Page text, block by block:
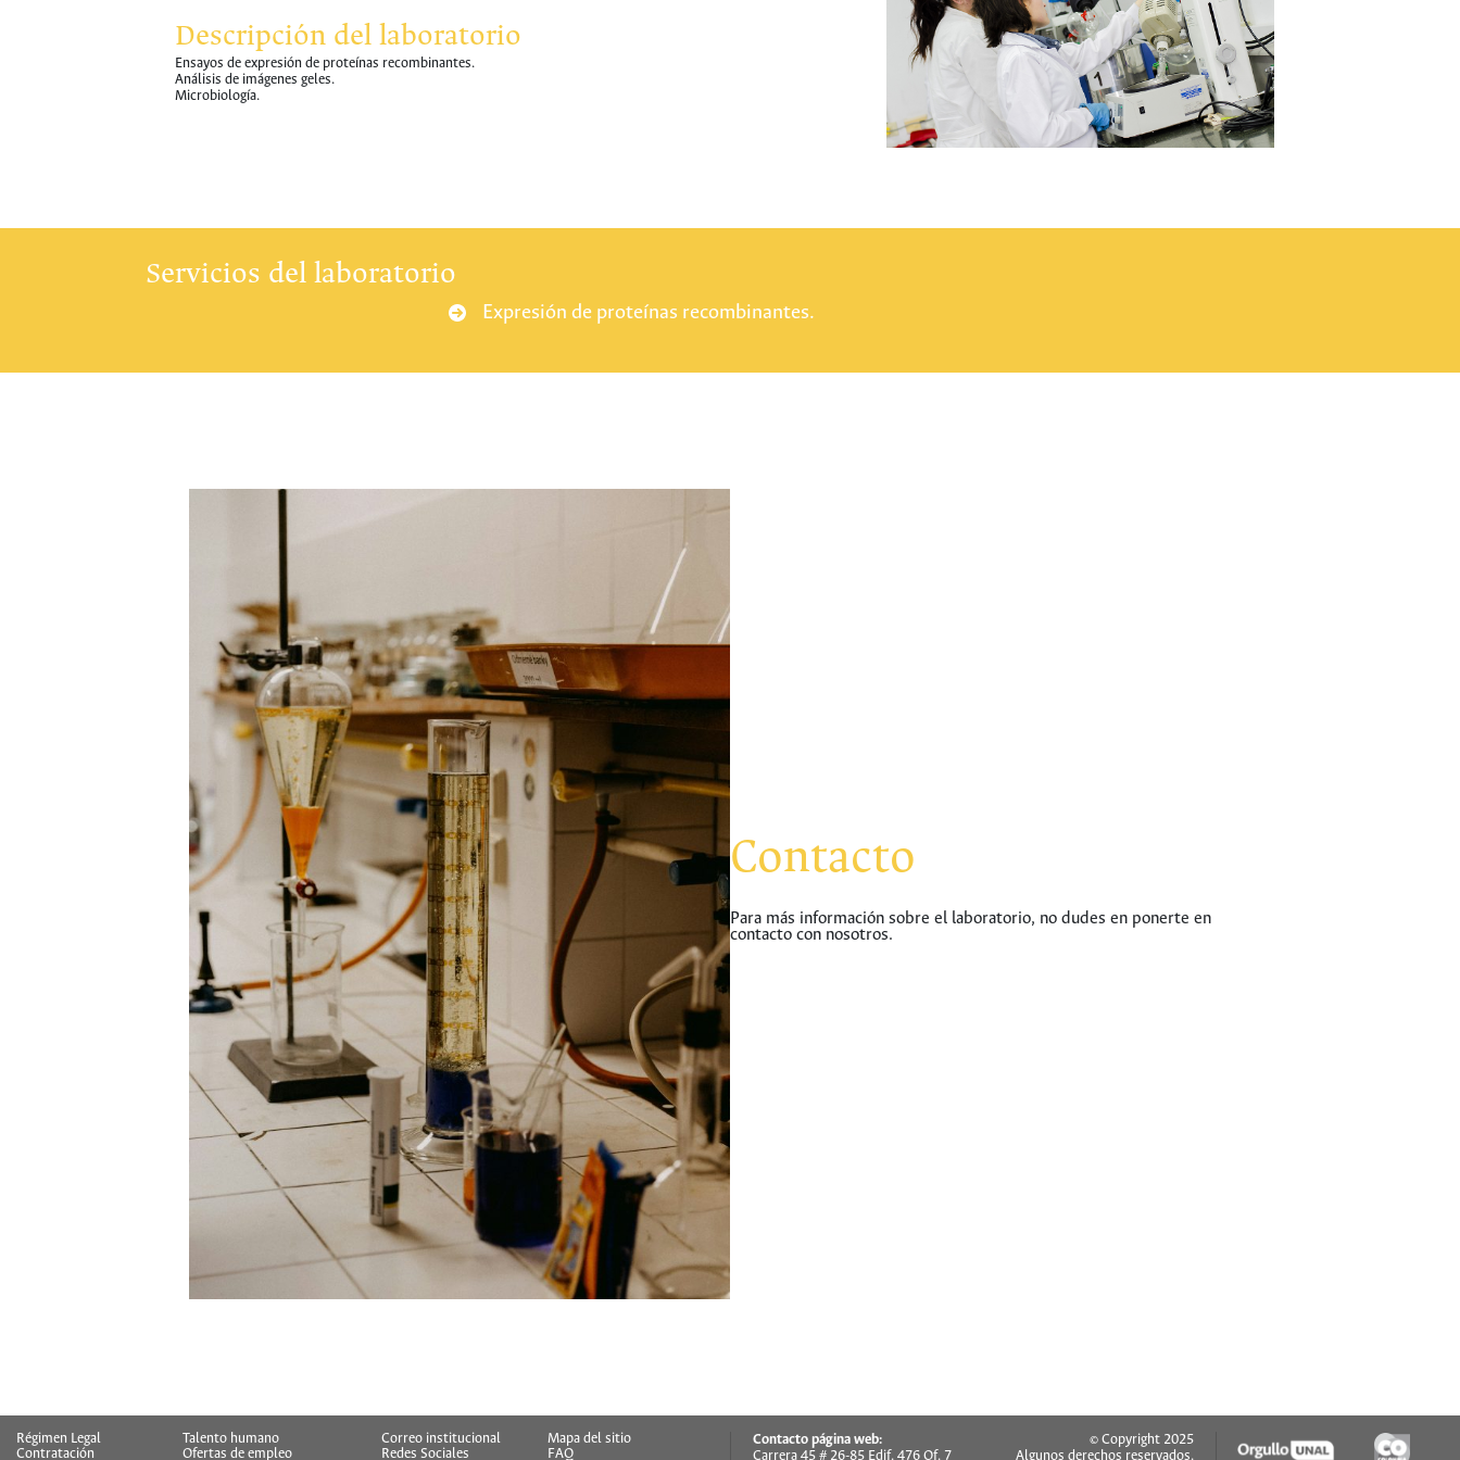
Descripción del laboratorio
Ensayos de expresión de proteínas recombinantes.
Análisis de imágenes geles.
Microbiología.
Servicios del laboratorio
Expresión de proteínas recombinantes.
Contacto
Para más información sobre el laboratorio, no dudes en ponerte en
contacto con nosotros.
Régimen Legal
Talento humano
Contratación
Ofertas de empleo
Correo institucional
Mapa del sitio
Redes Sociales
FAQ
Contacto página web:
Carrera 45 # 26-85 Edif. 476 Of. 7
© Copyright 2025
Algunos derechos reservados.